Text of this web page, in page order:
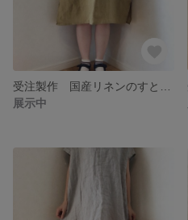
展示中